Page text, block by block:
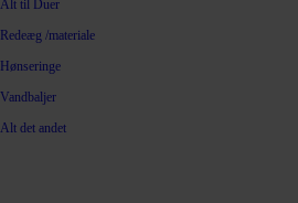
Alt til Duer
Redeæg /materiale
Hønseringe
Vandbaljer
Alt det andet